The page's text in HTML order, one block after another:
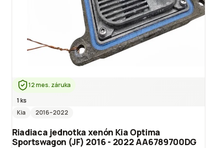
12 mes. záruka
1 ks
Kia
2016–2022
Riadiaca jednotka xenón Kia Optima
Sportswagon (JF) 2016 - 2022 AA6789700DG